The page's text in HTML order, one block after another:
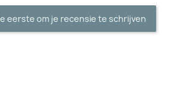
eerste om je recensie te schrijven